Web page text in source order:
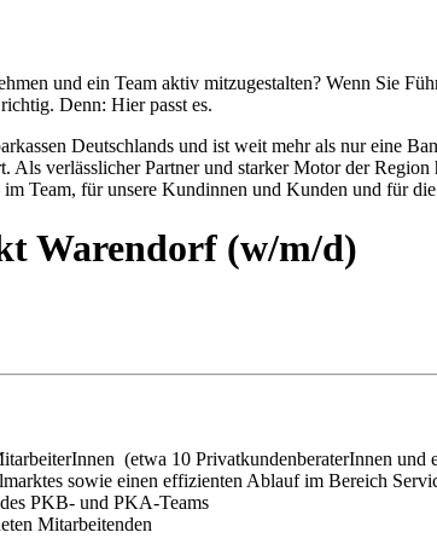
und ein Team aktiv mitzugestalten? Wenn Sie
Denn: Hier passt es.
Deutschlands und ist weit mehr als nur eine
verlässlicher Partner und starker Motor der
Team, für unsere Kundinnen und Kunden und für
Warendorf (w/m/d)
(etwa 10 PrivatkundenberaterInnen und
sowie einen effizienten Ablauf im Bereich
PKB- und PKA-Teams
Mitarbeitenden